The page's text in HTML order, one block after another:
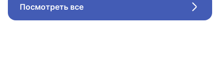
Посмотреть все